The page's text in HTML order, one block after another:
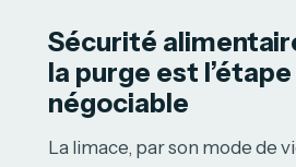
Sécurité
la purge est
négociable
La limace, par son mode de